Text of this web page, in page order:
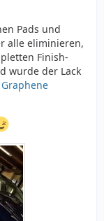
Pads und
alle eliminieren,
Finish-
wurde der Lack